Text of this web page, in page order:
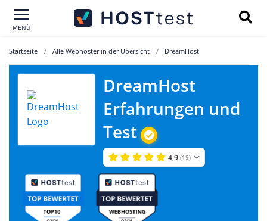
MENÜ
Startseite Alle Webhoster in der Übersicht DreamHost
DreamHost
Erfahrungen und
Test
4,9 (19)